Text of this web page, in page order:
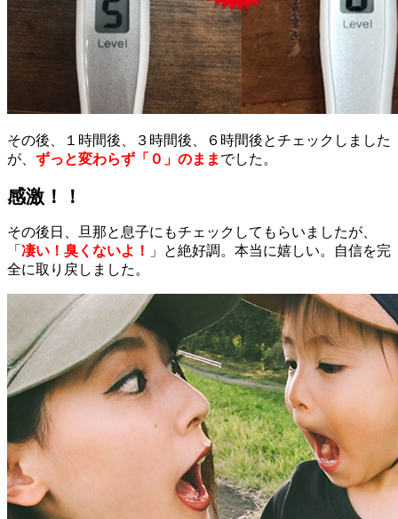
その後、１時間後、３時間後、６時間後とチェックしました
が、 ずっと変わらず「０」のまま でした。
感激！！
その後日、旦那と息子にもチェックしてもらいましたが、
「 凄い！臭くないよ！
」と絶好調。本当に嬉しい。自信を完
全に取り戻しました。